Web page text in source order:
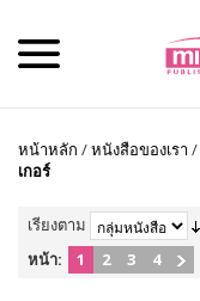
หน้าหลัก /หนังสือของเรา /
เกอร์
เรียงตาม
หน้า:
1 2 3 4